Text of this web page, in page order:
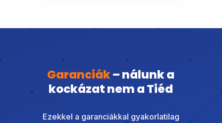
Garanciák– nálunk a
kockázat nem a Tiéd
Ezekkel a garanciákkal gyakorlatilag